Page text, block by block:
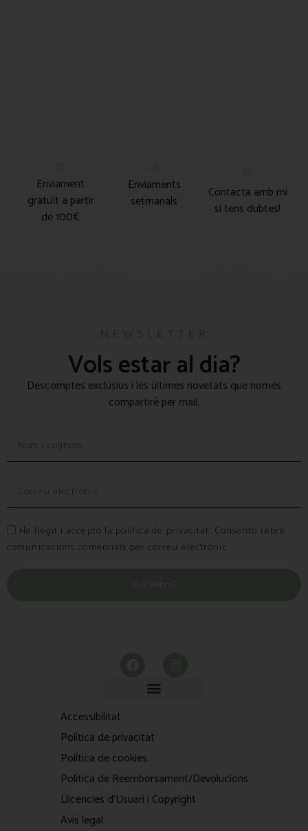
Enviament
gratuït a partir
de 100€
Enviaments
setmanals
Contacta amb mi
si tens dubtes!
Vols estar al dia?
Descomptes exclusius i les últimes novetats que només
compartiré per mail.
He llegit i accepto la política de privacitat. Consento rebre
comunicacions comercials per correu electrònic.
Accessibilitat
Política de privacitat
Política de cookies
Política de Reemborsament/Devolucions
Llicencies d'Usuari i Copyright
Avís legal